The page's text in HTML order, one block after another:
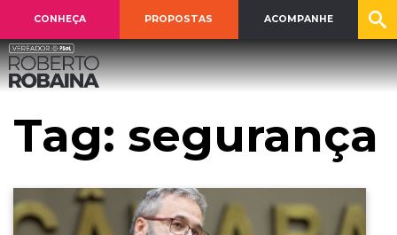
CONHEÇA PROPOSTAS ACOMPANHE
Tag: segurança